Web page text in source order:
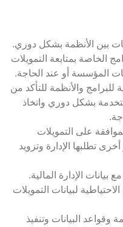
بين الأنظمة بشكل دوري.
الخاصة بمتابعة التمويلات
المؤسسة أو عند الحاجة.
للبرامج والأنظمة للتأكد من
بشكل دوري واتخاذ
على التمويلات
تطلبها الإدارة وتزويد
لبيانات التمويلات
وقواعد البيانات وتنفيذ